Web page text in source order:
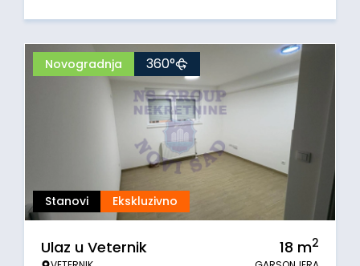
Stanovi Ekskluzivno
Novogradnja 360°
Ulaz u Veternik 18 m2